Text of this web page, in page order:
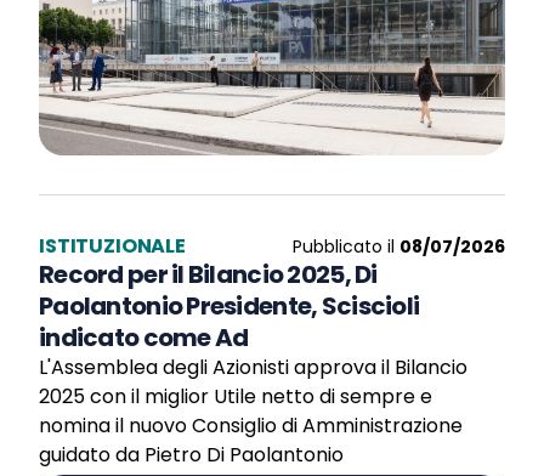
ISTITUZIONALE Pubblicato il 08/07/2026
Record per il Bilancio 2025, Di
Paolantonio Presidente, Sciscioli
indicato come Ad
L'Assemblea degli Azionisti approva il Bilancio
2025 con il miglior Utile netto di sempre e
nomina il nuovo Consiglio di Amministrazione
guidato da Pietro Di Paolantonio